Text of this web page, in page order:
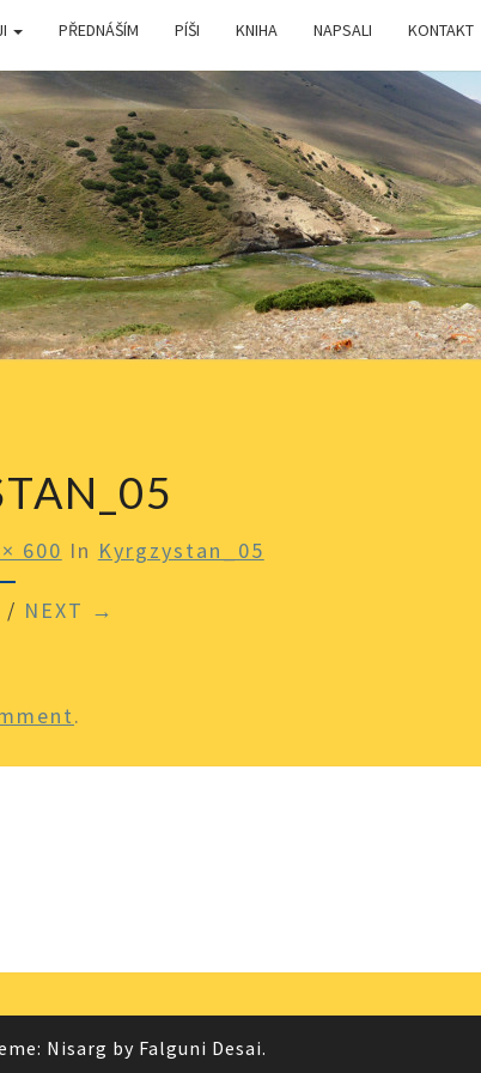
PŘEDNÁŠÍM PÍŠI KNIHA NAPSALI KONTAKT
600 In Kyrgzystan_05
/ NEXT →
.
Nisarg by Falguni Desai.